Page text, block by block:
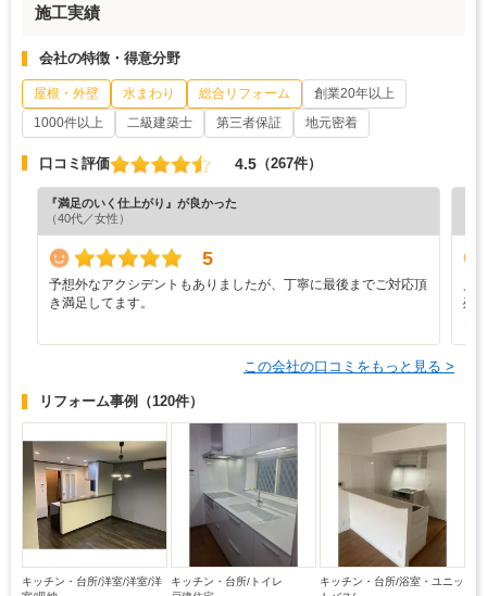
施工実績
会社の特徴・得意分野
屋根・外壁 水まわり 総合リフォーム
創業20年以上
1000件以上
二級建築士 第三者保証 地元密着
口コミ評価 4.5 （267件）
『満足のいく仕上がり』が良かった
（40代／女性）
5
予想外なアクシデントもありましたが、丁寧に最後までご対応頂
き満足してます。
残
この会社の口コミをもっと見る >
リフォーム事例 （120件）
キッチン・台所/洋室/洋室/洋
キッチン・台所/トイレ
キッチン・台所/浴室・ユニッ